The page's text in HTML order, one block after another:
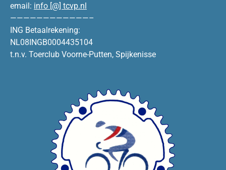
email: info [@] tcvp.nl
————————————–
ING Betaalrekening:
NL08INGB0004435104
t.n.v. Toerclub Voorne-Putten, Spijkenisse